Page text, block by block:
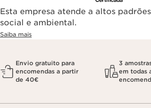
Esta empresa atende a altos
social e ambiental.
Saiba mais
Envio gratuito para
encomendas a partir
de 40€
3
em todas